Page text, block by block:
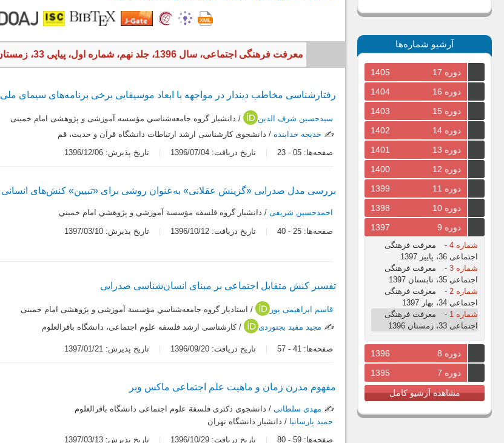
آرشیو شماره‌ها
دوره 17
1405
دوره 16
1404
دوره 15
1403
دوره 14
1402
دوره 13
1401
دوره 12
1400
دوره 11
1399
دوره 10
1398
دوره 9
1397
شماره 4 -
معرفت فرهنگی
اجتماعی 36، پاییز 1397
شماره 3
-
معرفت فرهنگی
اجتماعی 35، تابستان 1397
شماره 2
-
معرفت فرهنگی
اجتماعی 34، بهار 1397
شماره 1
-
معرفت فرهنگی
اجتماعی 33، زمستان 1396
دوره 8
1396
دوره 7
1395
مشاهده آرشیو کامل
معرفت فرهنگی اجتماعی، سال 1396، جلد نهم، شماره اول، پیاپی 33، زمستان، 126 صفحه
رفتارشناسی مخاطب دیندار در مواجهه با ابعاد موسیقایی برخی برنامه‌های سیمای ملی
سیدحسین شرف الدین
/ دانشیار گروه جامعه‌شناسي مؤسسه آموزشی و پژوهشی امام خمینی
✍️ خدیجه خدابنده / دانشجوی کارشناسی ارشد ارتباطات دانشگاه قرآن و حدیث،‌ قم
صفحه‌ها: 05
-
23 تاریخ دریافت: 1396/07/04 تاریخ پذیرش: 1396/12/06
بررسی مدل صدرایی «گزینش عقلانی» به‌عنوان روشی برای «تبیین» کنش‌های انسانی
احمدحسین شریفی/ دانشيار گروه فلسفه مؤسسة آموزشي و پژوهشي امام خميني
صفحه‌ها: 25
-
40 تاریخ دریافت: 1396/10/12 تاریخ پذیرش: 1397/03/10
تفسیر کنش متقابل اجتماعی بر مبنای انسان‌شناسی صدرایی
قاسم ابراهیمی پور
/ استاديار گروه جامعه‌شناسي مؤسسة آموزشی و پژوهشی امام خمینی
✍️ مجید مفید بجنوردی / کارشناسی ارشد فلسفه علوم اجتماعی، دانشگاه باقرالعلوم
صفحه‌ها: 41
-
57 تاریخ دریافت: 1396/09/20 تاریخ پذیرش: 1397/01/21
مفهوم مدرن زمان و ماهیت علم اجتماعی ماکس وبر
✍️ مهدی سلطانی/ دانشجوی دکتری فلسفة علوم اجتماعی دانشگاه باقرالعلوم
حمید پارسانیا / دانشیار دانشگاه تهران
صفحه‌ها: 59
-
80 تاریخ دریافت: 1396/10/29 تاریخ پذیرش: 1397/03/13